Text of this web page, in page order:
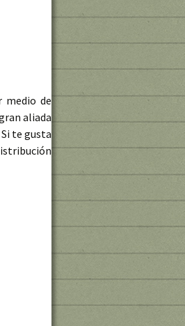
medio de
aliada
te gusta